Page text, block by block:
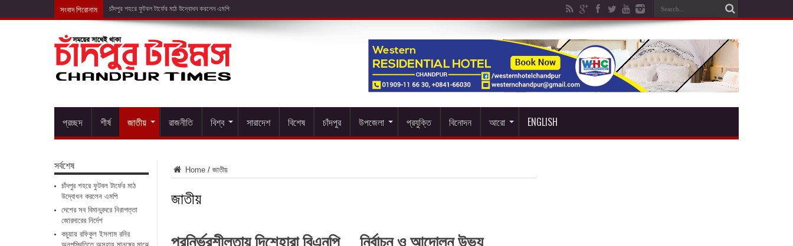
সংবাদ শিরোনাম দেশের সব বিমানবন্দরে
প্রচ্ছদ শীর্ষ জাতীয় রাজনীতি বিশ্ব সারাদেশ বিশেষ চাঁদপুর উপজেলা প্রযুক্তি বিনোদন আরো ENGLISH
Home / জাতীয়
জাতীয়
পরনির্ভরশীলতায় দিশেহারা বিএনপি
নির্বাচন ও আন্দোলন উভয়
সর্বশেষ
চাঁদপুর শহরে ফুটবল টার্ফের মাঠ
উদ্বোধন করলেন এমপি
দেশের সব বিমানবন্দরে নিরাপত্তা
জোরদারের নির্দেশ
কচুয়ায় রফিকুল ইসলাম রনির